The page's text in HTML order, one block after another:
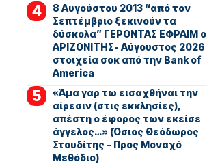
8 Αυγούστου 2013 “από τον
Σεπτέμβριο ξεκινούν τα
δύσκολα” ΓΕΡΟΝΤΑΣ ΕΦΡΑΙΜ ο
ΑΡΙΖΟΝΙΤΗΣ- Αύγουστος 2026
στοιχεία σοκ από την Bank of
America
«Άμα γαρ τω εισαχθήναι την
αίρεσιν (στις εκκλησίες),
απέστη ο έφορος των εκείσε
άγγελος…» (Όσιος Θεόδωρος
Στουδίτης – Προς Μοναχό
Μεθόδιο)